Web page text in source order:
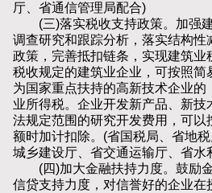
厅、省通信管理局配合)
(三)落实税收支持政策。加强建
调查研究和跟踪分析，落实结构性
政策，完善抵扣链条，实现建筑业
税收规定的建筑业企业，可按照简
为国家重点扶持的高新技术企业的
业所得税。企业开发新产品、新
法规定范围的研究开发费用，可以
额时加计扣除。(省国税局、省地
城乡建设厅、省交通运输厅、省水
(四)加大金融扶持力度。鼓励金
信贷支持力度，对信誉好的企业在